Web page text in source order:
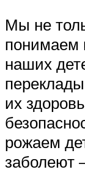
Мы не
понимаем
наших
их
рожаем
заболеют